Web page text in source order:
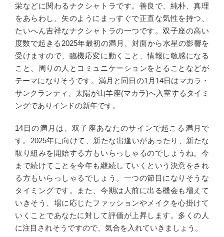
栄などに関わるナクシャトラです。善良で、純朴、真理
をあらわし、矢のようにまっすぐで正直な気性を持つ、
たいへん吉祥なナクシャトラの一つです。双子座の高い
度数で起きる2025年最初の満月、対面から水星の影響を
受けますので、臨機応変に動くこと、情報に敏感になる
こと、周りの人とコミュニケーションをとることなどが
テーマになりそうです。満月と同日の1月14日はマカラ・
サンクランティ、太陽が山羊座(マカラ)へ入室するタイミ
ングでありインドの新年です。
14日の満月は、双子座あなたのサインで起こる満月で
す。2025年に向けて、新たな出逢いがあったり、新たな
取り組みを開始する方もいらっしゃるのでしょうね。今
まで続けてことを今年も継続していくという決意をされ
る方もいらっしゃるでしょう。一つの節目になりそうな
タイミングです。また、今期は人前に出る機会も増えて
いきそう、場に応じたファッションやメイクを心掛けて
いくことであなたに対して評価が上昇します。多くの人
に注目されそうですので、気合を入れていきましょう。